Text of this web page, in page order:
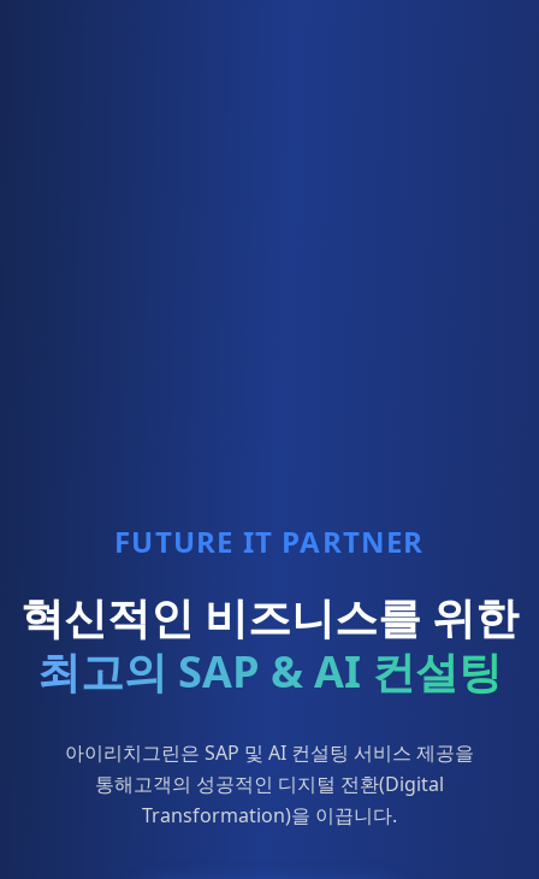
FUTURE IT PARTNER
혁신적인 비즈니스를 위한
최고의 SAP & AI 컨설팅
아이리치그린은 SAP 및 AI 컨설팅 서비스 제공을
통해고객의 성공적인 디지털 전환(Digital
Transformation)을 이끕니다.